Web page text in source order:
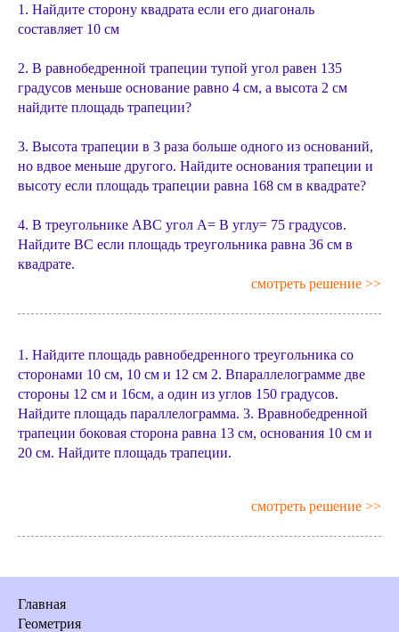
1. Найдите сторону квадрата если его диагональ
составляет 10 см
2. В равнобедренной трапеции тупой угол равен 135
градусов меньше основание равно 4 см, а высота 2 см
найдите площадь трапеции?
3. Высота трапеции в 3 раза больше одного из оснований,
но вдвое меньше другого. Найдите основания трапеции и
высоту если площадь трапеции равна 168 см в квадрате?
4. В треугольнике АВС угол А= В углу= 75 градусов.
Найдите ВС если площадь треугольника равна 36 см в
квадрате.
смотреть решение >>
1. Найдите площадь равнобедренного треугольника со
сторонами 10 см, 10 см и 12 см 2. Впараллелограмме две
стороны 12 см и 16см, а один из углов 150 градусов.
Найдите площадь параллелограмма. 3. Вравнобедренной
трапеции боковая сторона равна 13 см, основания 10 см и
20 см. Найдите площадь трапеции.
смотреть решение >>
Главная
Геометрия